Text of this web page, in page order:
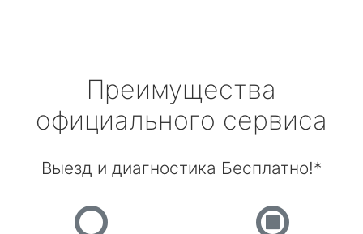
Преимущества
официального сервиса
Выезд и диагностика Бесплатно!*